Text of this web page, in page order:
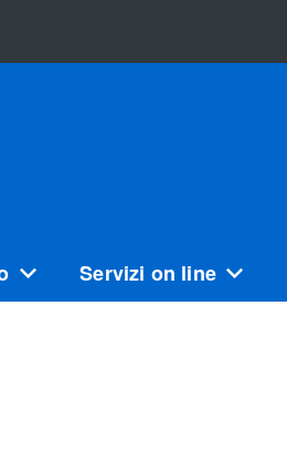
Servizi on line